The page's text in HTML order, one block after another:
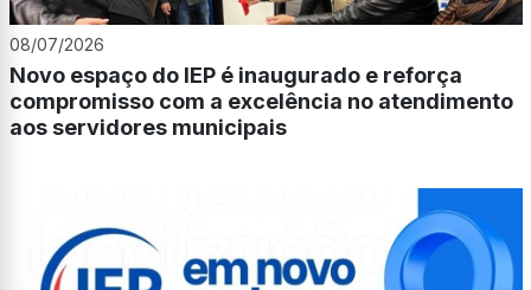
08/07/2026
Novo espaço do IEP é inaugurado e reforça
compromisso com a excelência no atendimento
aos servidores municipais